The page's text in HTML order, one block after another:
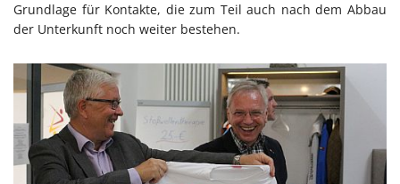
Grundlage für Kontakte, die zum Teil auch nach dem Abbau
der Unterkunft noch weiter bestehen.